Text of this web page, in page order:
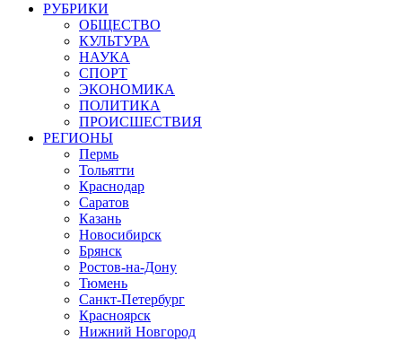
РУБРИКИ
ОБЩЕСТВО
КУЛЬТУРА
НАУКА
СПОРТ
ЭКОНОМИКА
ПОЛИТИКА
ПРОИСШЕСТВИЯ
РЕГИОНЫ
Пермь
Тольятти
Краснодар
Саратов
Казань
Новосибирск
Брянск
Ростов-на-Дону
Тюмень
Санкт-Петербург
Красноярск
Нижний Новгород